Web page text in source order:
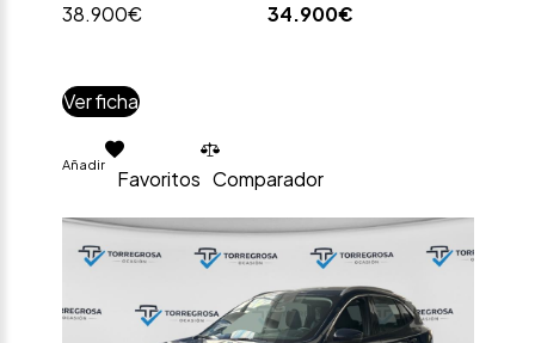
38.900€
34.900€
Ver ficha
Añadir
Favoritos Comparador